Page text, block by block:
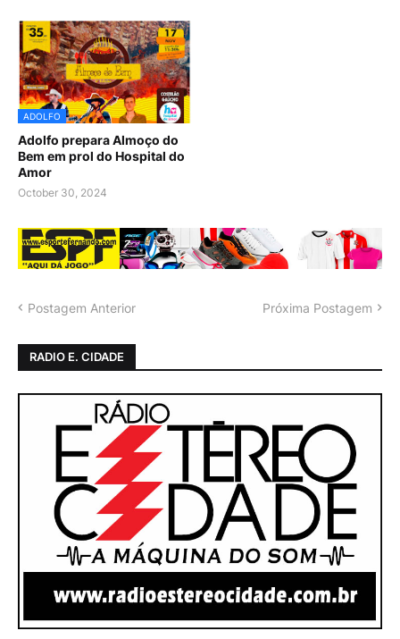
ADOLFO
Adolfo prepara Almoço do
Bem em prol do Hospital do
Amor
October 30, 2024
Postagem Anterior Próxima Postagem
RADIO E. CIDADE